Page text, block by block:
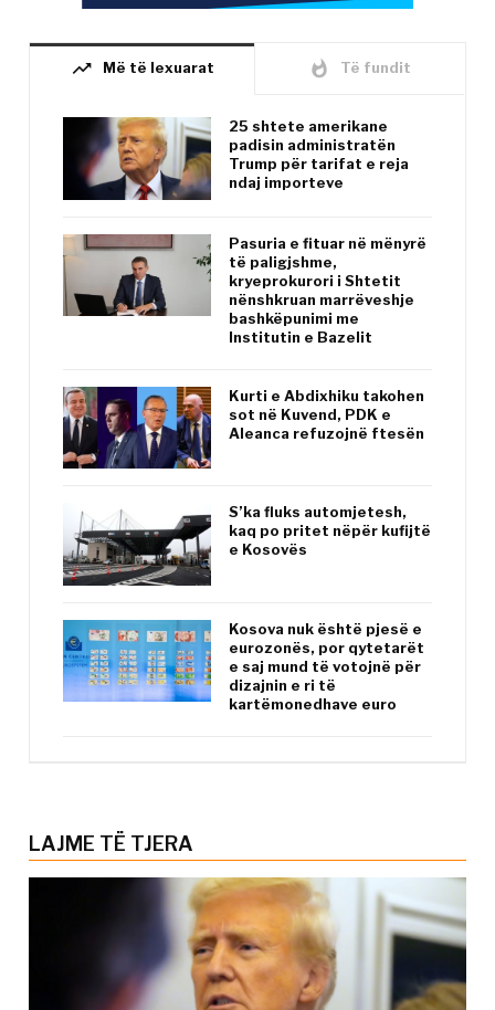
trending_up Më të lexuarat whatshot Të fundit
25 shtete amerikane
padisin administratën
Trump për tarifat e reja
ndaj importeve
Pasuria e fituar në mënyrë
të paligjshme,
kryeprokurori i Shtetit
nënshkruan marrëveshje
bashkëpunimi me
Institutin e Bazelit
Kurti e Abdixhiku takohen
sot në Kuvend, PDK e
Aleanca refuzojnë ftesën
S’ka fluks automjetesh,
kaq po pritet nëpër kufijtë
e Kosovës
Kosova nuk është pjesë e
eurozonës, por qytetarët
e saj mund të votojnë për
dizajnin e ri të
kartëmonedhave euro
LAJME TË TJERA